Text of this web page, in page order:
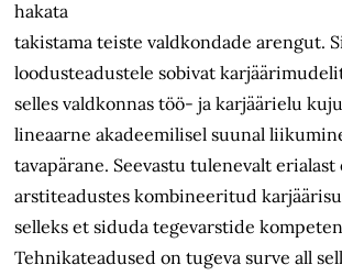
hakata
takistama teiste valdkondade arengut.
loodusteadustele sobivat
selles valdkonnas töö- ja karjäärielu
lineaarne akadeemilisel suunal
tavapärane. Seevastu tulenevalt erialast
arstiteadustes kombineeritud
selleks et siduda tegevarstide
Tehnikateadused on tugeva surve all